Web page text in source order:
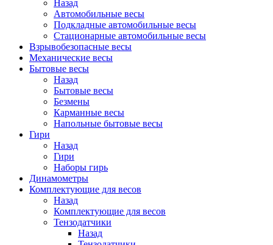
Назад
Автомобильные весы
Подкладные автомобильные весы
Стационарные автомобильные весы
Взрывобезопасные весы
Механические весы
Бытовые весы
Назад
Бытовые весы
Безмены
Карманные весы
Напольные бытовые весы
Гири
Назад
Гири
Наборы гирь
Динамометры
Комплектующие для весов
Назад
Комплектующие для весов
Тензодатчики
Назад